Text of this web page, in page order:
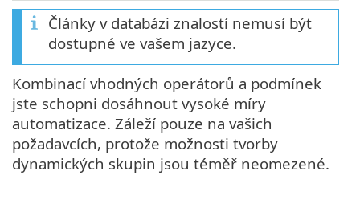
Články v databázi znalostí nemusí být
dostupné ve vašem jazyce.
Kombinací vhodných operátorů a podmínek
jste schopni dosáhnout vysoké míry
automatizace. Záleží pouze na vašich
požadavcích, protože možnosti tvorby
dynamických skupin jsou téměř neomezené.